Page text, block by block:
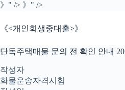
》" /> 》" />본
으
건
너
기
《<개인회생중대출>》
단독주택매물 문의 전 확인 안내
작성자
화물운송자격시험